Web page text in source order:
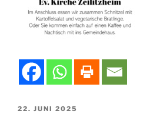
VERÖFFENTLICHT
22. JUNI 2025